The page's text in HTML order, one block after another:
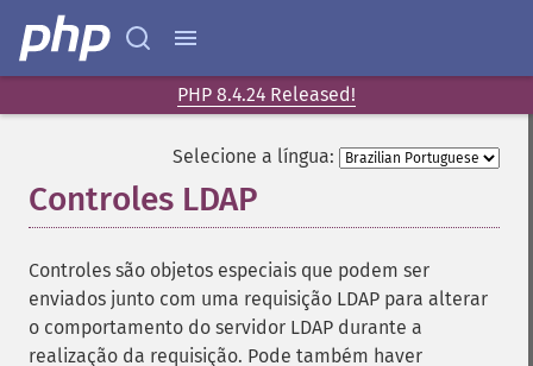
PHP 8.4.24 Released!
Selecione a língua:
Controles LDAP
Controles são objetos especiais que podem ser
enviados junto com uma requisição LDAP para alterar
o comportamento do servidor LDAP durante a
realização da requisição. Pode também haver